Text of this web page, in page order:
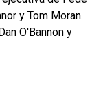
y Tom Moran.
O'Bannon y